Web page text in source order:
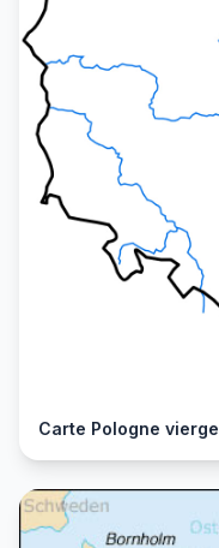
Carte Pologne vierge